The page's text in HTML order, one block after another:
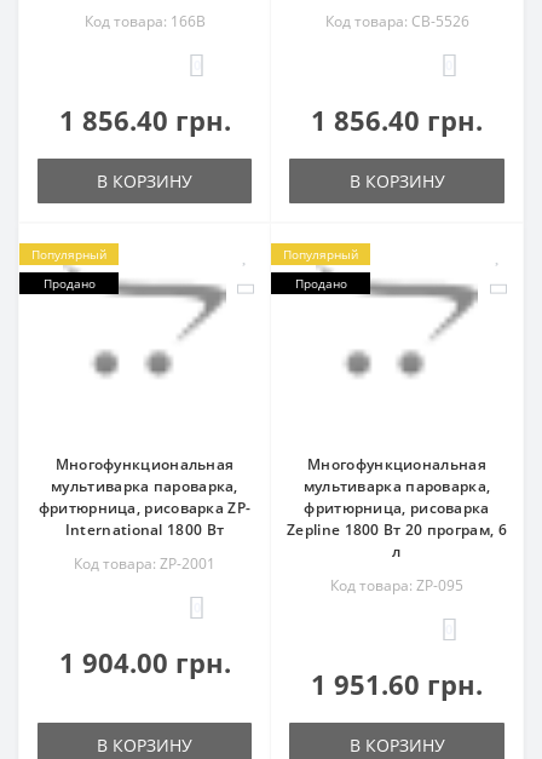
Код товара: 166B
1 856.40 грн.
В КОРЗИНУ
Код товара: CB-5526
1 856.40 грн.
В КОРЗИНУ
Популярный
Продано
Многофункциональная
мультиварка пароварка,
фритюрница, рисоварка ZP-
International 1800 Вт
Код товара: ZP-2001
1 904.00 грн.
В КОРЗИНУ
Популярный
Продано
Многофункциональная
мультиварка пароварка,
фритюрница, рисоварка
Zepline 1800 Вт 20 програм, 6
л
Код товара: ZP-095
1 951.60 грн.
В КОРЗИНУ